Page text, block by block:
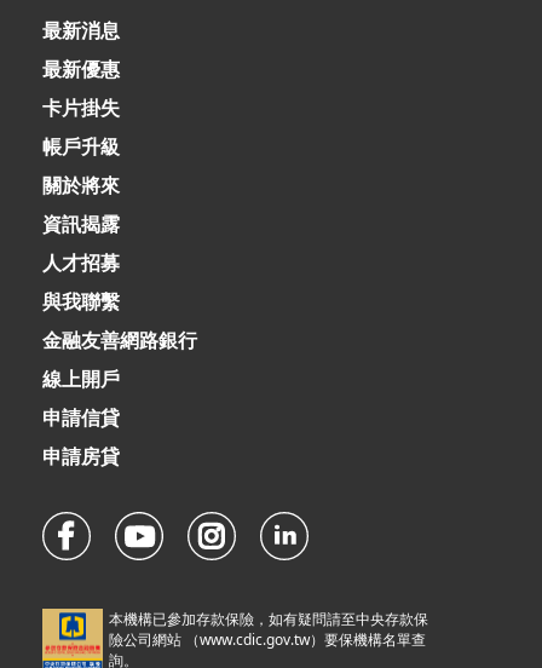
最新消息
最新優惠
卡片掛失
帳戶升級
關於將來
資訊揭露
人才招募
與我聯繫
金融友善網路銀行
線上開戶
申請信貸
申請房貸
本機構已參加存款保險，如有疑問請至中央存款保
險公司網站 （www.cdic.gov.tw）要保機構名單查
詢。